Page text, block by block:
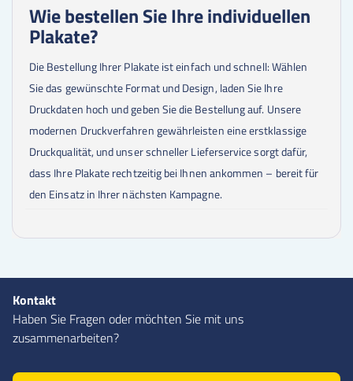
14000Stk.
0,21 €
15000Stk.
0,21 €
16000
18000Stk.
0,21 €
19000Stk.
0,21 €
20000Stk.
0,21 €
Stk.
0,21 €
30000Stk.
0,21 €
35000Stk.
0,21 €
40000Stk.
0,21 €
50000Stk.
85000Stk.
0,21 €
100000Stk. 0,21 €
Wie bestellen Sie Ihre individuellen
Plakate?
Die Bestellung Ihrer Plakate ist einfach und schnell: Wählen
Sie das gewünschte Format und Design, laden Sie Ihre
Druckdaten hoch und geben Sie die Bestellung auf. Unsere
modernen Druckverfahren gewährleisten eine erstklassige
Druckqualität, und unser schneller Lieferservice sorgt dafür,
dass Ihre Plakate rechtzeitig bei Ihnen ankommen – bereit für
den Einsatz in Ihrer nächsten Kampagne.
Kontakt
Haben Sie Fragen oder möchten Sie mit uns
zusammenarbeiten?